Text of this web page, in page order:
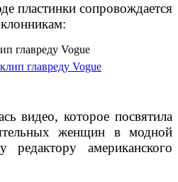
пластинки сопровождается
главреду Vogue
видео, которое посвятила
женщин в модной
редактору американского